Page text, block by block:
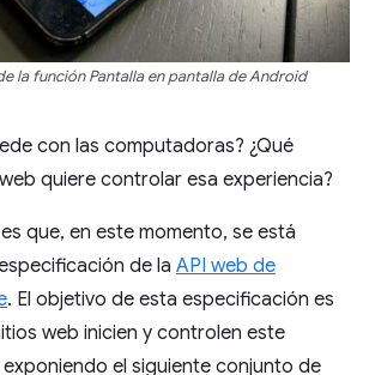
la función Pantalla en pantalla de Android
con las computadoras? ¿Qué
quiere controlar esa experiencia?
que, en este momento, se está
de la API web de
. El objetivo de esta especificación es
web inicien y controlen este
el siguiente conjunto de